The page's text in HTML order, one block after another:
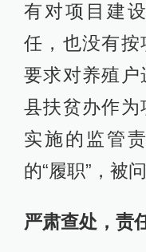
有对项目建
任，也没有按
要求对养殖户
县扶贫办作为
实施的监管
的“履职”，被
严肃查处，责